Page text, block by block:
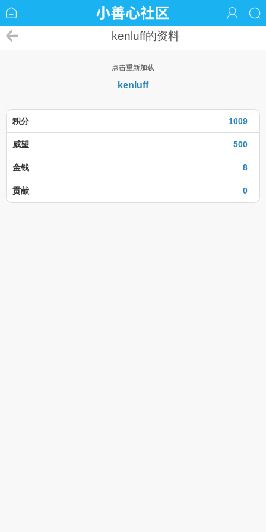
kenluff的资料
点击重新加载
kenluff
1009
积分
500
威望
8
金钱
0
贡献